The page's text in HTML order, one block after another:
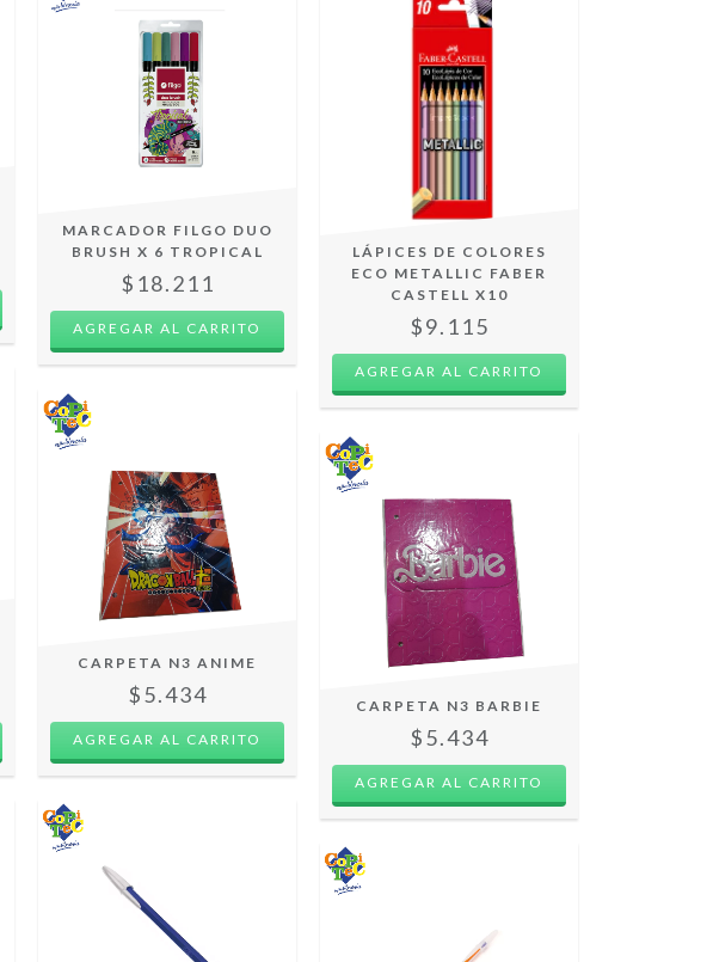
MARCADOR FILGO DUO
BRUSH X 6 TROPICAL
$18.211
LÁPICES DE COLORES
ECO METALLIC FABER
CASTELL X10
$9.115
CARPETA N3 ANIME
$5.434
AGREGAR AL CARRITO
CARPETA N3 BARBIE
$5.434